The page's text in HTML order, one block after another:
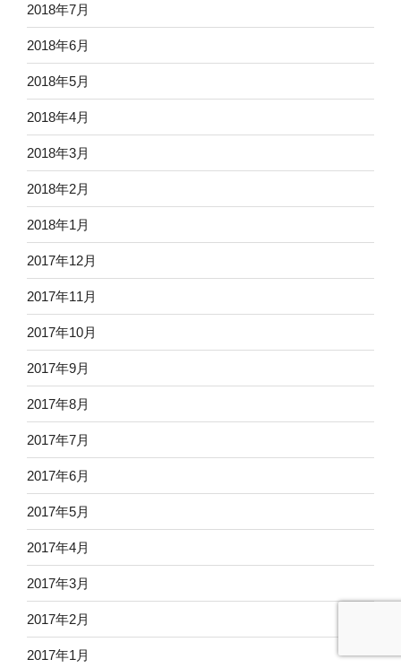
2018年7月
2018年6月
2018年5月
2018年4月
2018年3月
2018年2月
2018年1月
2017年12月
2017年11月
2017年10月
2017年9月
2017年8月
2017年7月
2017年6月
2017年5月
2017年4月
2017年3月
2017年2月
2017年1月